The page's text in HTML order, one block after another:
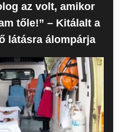
az volt, amikor
tőle!” – Kitálalt a
látásra álompárja